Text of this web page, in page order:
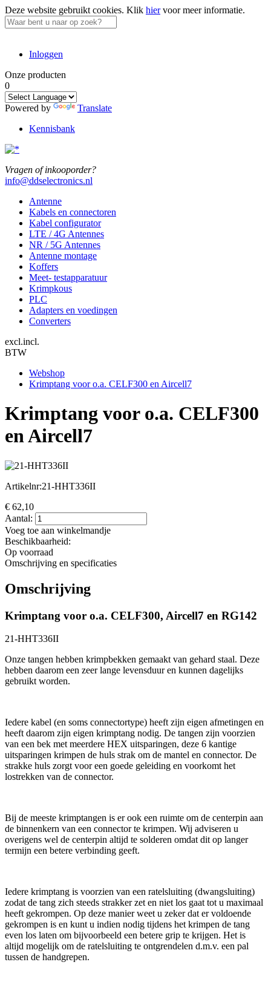
Deze website gebruikt cookies. Klik hiervoor meer informatie.
Inloggen
Onze producten
0
Powered by
Translate
Kennisbank
Vragen of inkooporder?
info@ddselectronics.nl
Antenne
Kabels en connectoren
Kabel configurator
LTE / 4G Antennes
NR / 5G Antennes
Antenne montage
Koffers
Meet- testapparatuur
Krimpkous
PLC
Adapters en voedingen
Converters
excl.incl.
BTW
Webshop
Krimptang voor o.a. CELF300 en Aircell7
Krimptang voor o.a. CELF300
en Aircell7
Artikelnr:21-HHT336II
€ 62,10
Aantal:
Voeg toe aan winkelmandje
Beschikbaarheid:
Op voorraad
Omschrijving en specificaties
Omschrijving
Krimptang voor o.a. CELF300, Aircell7 en RG142
21-HHT336II
Onze tangen hebben krimpbekken gemaakt van gehard staal. Deze
hebben daarom een zeer lange levensduur en kunnen dagelijks
gebruikt worden.
Iedere kabel (en soms connectortype) heeft zijn eigen afmetingen en
heeft daarom zijn eigen krimptang nodig. De tangen zijn voorzien
van een bek met meerdere HEX uitsparingen, deze 6 kantige
uitsparingen krimpen de huls strak om de mantel en connector. De
strakke huls zorgt voor een goede geleiding en voorkomt het
lostrekken van de connector.
Bij de meeste krimptangen is er ook een ruimte om de centerpin aan
de binnenkern van een connector te krimpen. Wij adviseren u
overigens wel de centerpin altijd te solderen omdat dit op langer
termijn een betere verbinding geeft.
Iedere krimptang is voorzien van een ratelsluiting (dwangsluiting)
zodat de tang zich steeds strakker zet en niet los gaat tot u maximaal
heeft gekrompen. Op deze manier weet u zeker dat er voldoende
gekrompen is en kunt u indien nodig tijdens het krimpen de tang
even los laten om bijvoorbeeld een betere grip te krijgen. Het is
altijd mogelijk om de ratelsluiting te ontgrendelen d.m.v. een pal
tussen de handgrepen.